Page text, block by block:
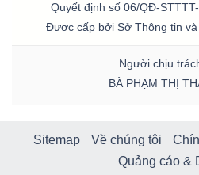
Quyết định số 06/QĐ-
Được cấp bởi Sở Thông tin
Người chịu
BÀ PHẠM THỊ
Sitemap Về chúng tôi
Quảng cáo &